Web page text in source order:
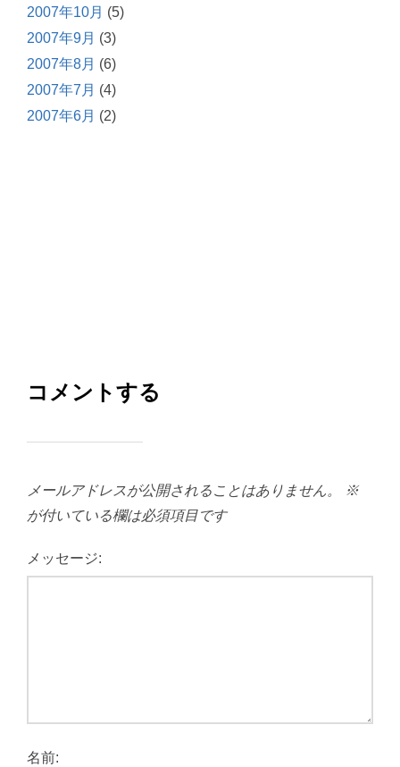
2007年10月 (5)
2007年9月 (3)
2007年8月 (6)
2007年7月 (4)
2007年6月 (2)
コメントする
メールアドレスが公開されることはありません。
※
が付いている欄は必須項目です
メッセージ:
名前: